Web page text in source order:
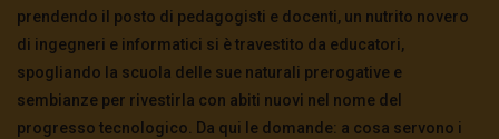
prendendo il posto di pedagogisti e docenti, un nutrito novero
di ingegneri e informatici si è travestito da educatori,
spogliando la scuola delle sue naturali prerogative e
sembianze per rivestirla con abiti nuovi nel nome del
progresso tecnologico. Da qui le domande: a cosa servono i